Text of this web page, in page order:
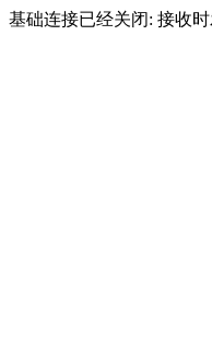
基础连接已经关闭: 接收时